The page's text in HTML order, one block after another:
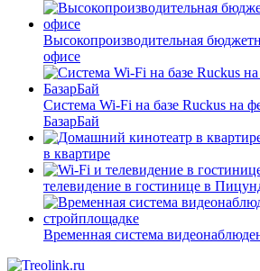
Высокопроизводительная
офисе
Система Wi-Fi на базе Ruckus на
БазарБай
в квартире
телевидение в гостинице в
Временная система